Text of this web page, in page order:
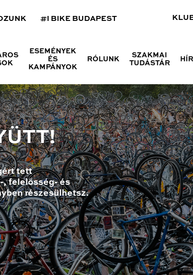
#I BIKE BUDAPEST
ESEMÉNYEK
ÉS
KAMPÁNYOK
RÓLUNK
SZAKMAI
TUDÁSTÁR
tett
felelősség- és
részesülhetsz.